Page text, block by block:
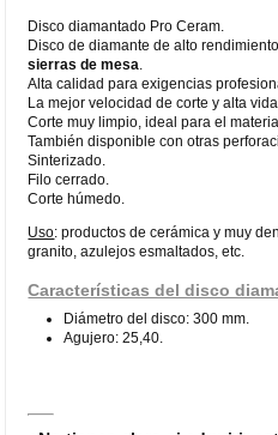
Disco diamantado Pro Ceram.
Disco de diamante de alto
sierras de mesa
Alta calidad para exigencias
La mejor velocidad de corte y alta vida
Corte muy limpio, ideal para el
También disponible con otras
Sinterizado.
Filo cerrado.
Corte húmedo.
Uso: productos de cerámica y muy
granito, azulejos esmaltados, etc.
Características del disco
Diámetro del disco: 300 mm.
Agujero: 25,40.